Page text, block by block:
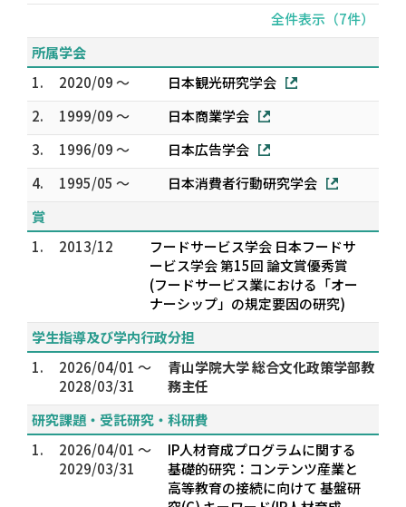
全件表示（7件）
所属学会
1.
2020/09 ～
日本観光研究学会
2.
1999/09 ～
日本商業学会
3.
1996/09 ～
日本広告学会
4.
1995/05 ～
日本消費者行動研究学会
賞
1.
2013/12
フードサービス学会 日本フードサ
ービス学会 第15回 論文賞優秀賞
(フードサービス業における「オー
ナーシップ」の規定要因の研究)
学生指導及び学内行政分担
1.
2026/04/01 ～
2028/03/31
青山学院大学 総合文化政策学部教
務主任
研究課題・受託研究・科研費
1.
2026/04/01 ～
2029/03/31
IP人材育成プログラムに関する
基礎的研究：コンテンツ産業と
高等教育の接続に向けて 基盤研